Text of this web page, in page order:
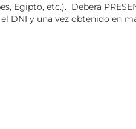
Egipto, etc.). Deberá
DNI y una vez obtenido en